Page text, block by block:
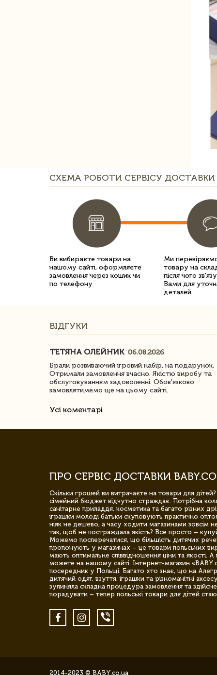
СХЕМА РОБОТИ СЕРВІСУ ДОСТАВКИ
Ви вибираєте товари на
нашому сайті, оформляєте
замовлення через кошик чи
по телефону
Ми
товару на
після чого
Вами для
деталей
ВІДГУКИ
ТЕТЯНА ОЛЕЙНИК 06.08.2026
Брали розвиваючий ігровий набір, на подарунок.
Отримали замовлення вчасно. Якістю виробу та
обслуговуванням задоволенні. Обов'язково
замовлятимемо ще на цьому сайті.
Усі коментарі
ПРО СЕРВІС ДОСТАВКИ
Скільки грошей ви витрачаєте на товари для
сімейний бюджет відчутно страждає. Потрібна
санітарне приладдя, косметика та багато різних
іграшки молоді батьки скуповують практично
ніяк не дешево, а часу ходити магазинами зовсім
так, щоб не постраждала якість? Все просто –
Можемо посперечатися, що більшість дитячих
пропонують у магазинах – це товари польських
мають оптимальне співвідношення ціни та якості.
можете на нашому сайті. Інтернет-магазин
посередник у Польщі. Багато хто знає, що на
дитячий одяг, взуття, іграшки та різноманітні
зупиняла складна процедура замовлення та
порадувати – тепер польські товари для дітей
2014-2023 © BABY.co.ua